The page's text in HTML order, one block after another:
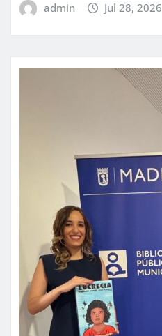
admin Jul 28, 2026